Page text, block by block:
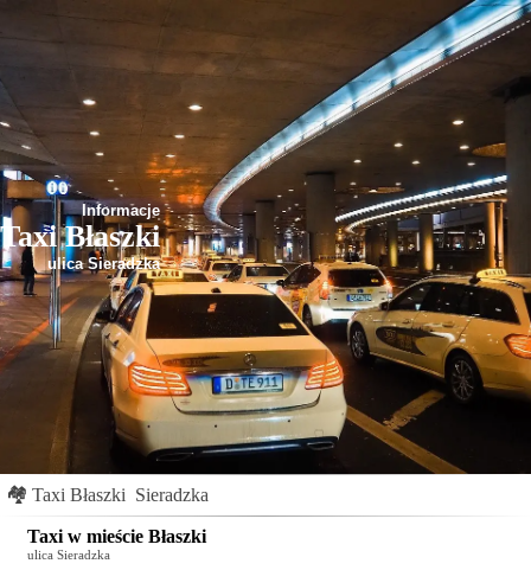
Informacje
Taxi Błaszki
ulica Sieradzka
🏘 Taxi Błaszki Sieradzka
Taxi w mieście Błaszki
ulica Sieradzka